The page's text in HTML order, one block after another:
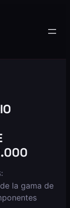
la gama de